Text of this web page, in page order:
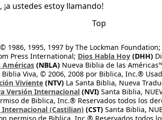
ustedes estoy llamando!
Top
1986, 1995, 1997 by The Lockman Foundation;
Press International; Dios Habla Hoy (DHH)
Américas (NBLA) Nueva Biblia de las
Biblia Viva, © 2006, 2008 por Biblica, Inc.®
Viviente (NTV) La Santa Biblia, Nueva
Versión Internacional (NVI) Santa Biblia,
de Biblica, Inc.® Reservados todos los
Internacional (Castilian) (CST) Santa Biblia,